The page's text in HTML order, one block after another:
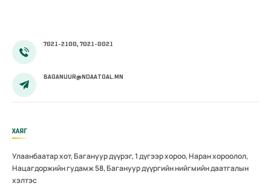
7021-2100, 7021-0021
BAGANUUR@NDAATGAL.MN
ХАЯГ
Улаанбаатар хот, Багануур дүүрэг, 1 дүгээр хороо, Наран хороолол,
Нацагдоржийн гудамж 58, Багануур дүүргийн нийгмийн даатгалын
хэлтэс